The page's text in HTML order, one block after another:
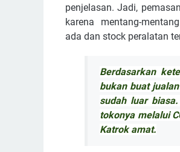
penjelasan. Jadi,
karena mentang-
ada dan stock peralatan
Berdasarkan
bukan buat
sudah luar
tokonya melalui
Katrok amat.